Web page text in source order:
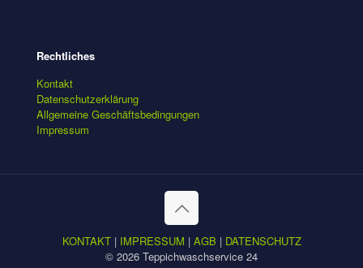
Rechtliches
Kontakt
Datenschutzerklärung
Allgemeine Geschäftsbedingungen
Impressum
KONTAKT| IMPRESSUM | AGB | DATENSCHUTZ
© 2026 Teppichwaschservice 24